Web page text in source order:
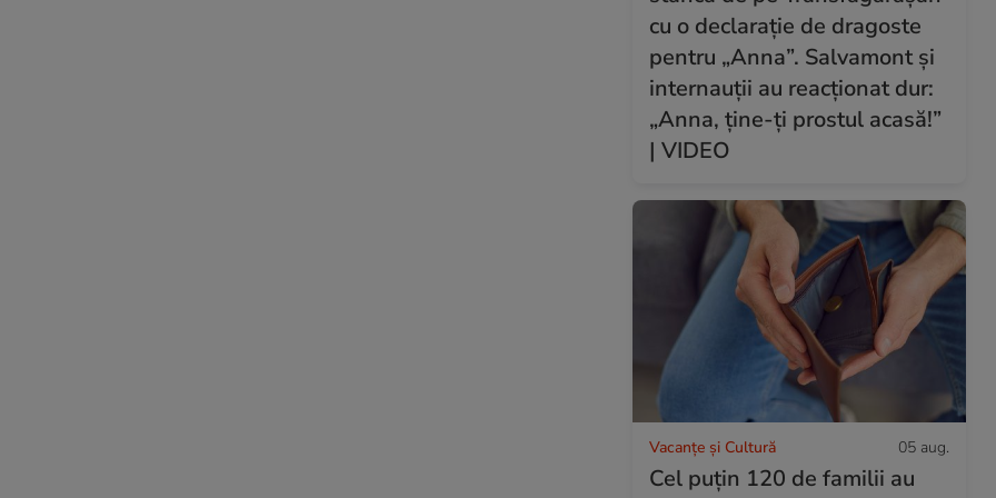
cu o declarație de dragoste
pentru „Anna”. Salvamont și
internauții au reacționat dur:
„Anna, ține-ți prostul acasă!”
| VIDEO
Vacanțe și Cultură 05 aug.
Cel puțin 120 de familii au